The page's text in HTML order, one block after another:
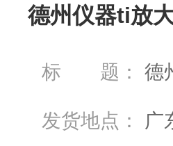
德州仪器ti放
标 题： 德
发货地点： 广